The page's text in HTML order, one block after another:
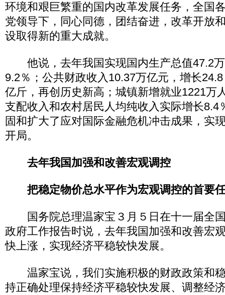
环境和艰巨繁重的国内改革发展任务，全国
党领导下，同心同德，团结奋进，改革开放
设取得新的重大成就。
他说，去年我国实现国内生产总值47.2万
9.2％；公共财政收入10.37万亿元，增长
亿斤，再创历史新高；城镇新增就业1221万
支配收入和农村居民人均纯收入实际增长8.4
固和扩大了应对国际金融危机冲击成果，实
开局。
去年我国加强和改善宏观调控
把稳定物价总水平作为宏观调控的首要
国务院总理温家宝３月５日在十一届全
政府工作报告时说，去年我国加强和改善宏
快上涨，实现经济平稳较快发展。
温家宝说，我们实施积极的财政政策和
持正确处理保持经济平稳较快发展、调整经